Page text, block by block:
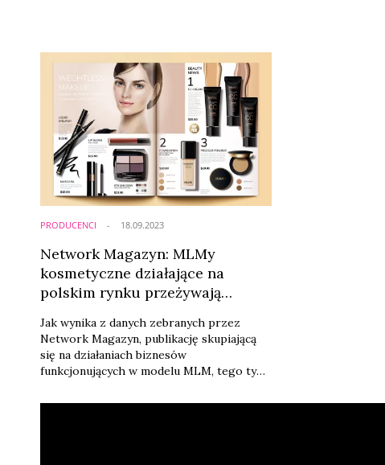
PRODUCENCI
Network Magazyn: MLMy
kosmetyczne działające na
polskim rynku przeżywają
Jak wynika z danych zebranych przez
Network Magazyn, publikację skupiającą
się na działaniach biznesów
funkcjonujących w modelu MLM, tego typu
przechodzą właśnie przez okres dużych
18.09.2023